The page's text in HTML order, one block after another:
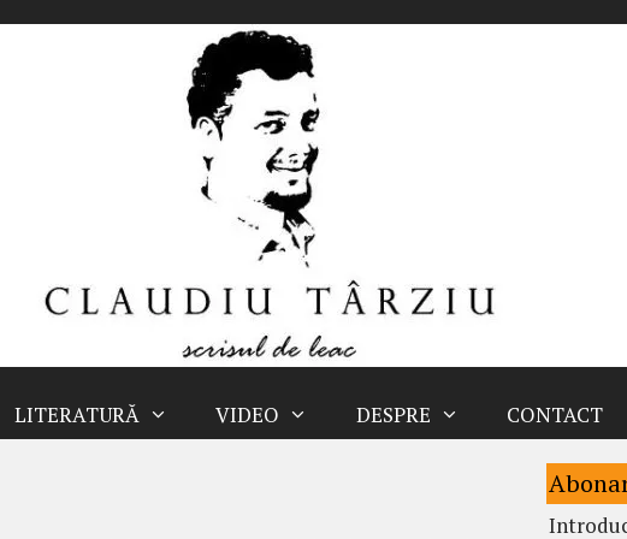
LITERATURĂ VIDEO DESPRE CONTACT